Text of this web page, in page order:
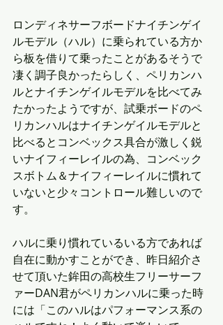
ロンディネサーフボードナイチンゲイ
ルモデル（ハル）に乗られている方か
ら板を借りて乗ったことがあるそうで
凄く調子良かったらしく、ペリカンハ
ルとナイチンゲイルモデルを比べてみ
たかったようですが、試乗ボードのペ
リカンハルはナイチンゲイルモデルと
比べるとコンベックス具合が激しく鋭
いナイフィーレイルの為、コンベック
スボトム＆ナイフィーレイルに慣れて
いないと少々コントロール難しいので
す。
ハルに乗り慣れているいる方であれば
自在に動かすことができ、昨日紹介さ
せて頂いた鉾田の高校生フリーサーフ
ァーDAN君がペリカンハルに乗った時
には「このハルはパフォーマンス系の